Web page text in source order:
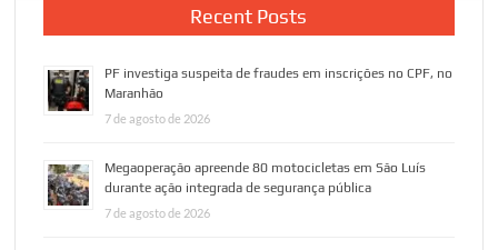
Recent Posts
PF investiga suspeita de fraudes em inscrições no CPF, no
Maranhão
7 de agosto de 2026
Megaoperação apreende 80 motocicletas em São Luís
durante ação integrada de segurança pública
7 de agosto de 2026